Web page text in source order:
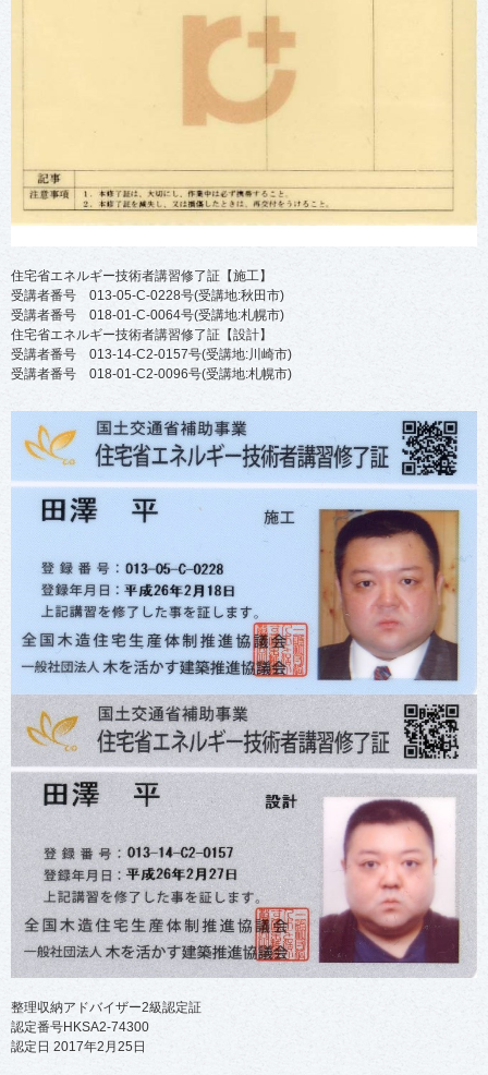
住宅省エネルギー技術者講習修了証【施工】
受講者番号 013-05-C-0228号(受講地:秋田市)
受講者番号 018-01-C-0064号(受講地:札幌市)
住宅省エネルギー技術者講習修了証【設計】
受講者番号 013-14-C2-0157号(受講地:川崎市)
受講者番号 018-01-C2-0096号(受講地:札幌市)
整理収納アドバイザー2級認定証
認定番号HKSA2-74300
認定日 2017年2月25日